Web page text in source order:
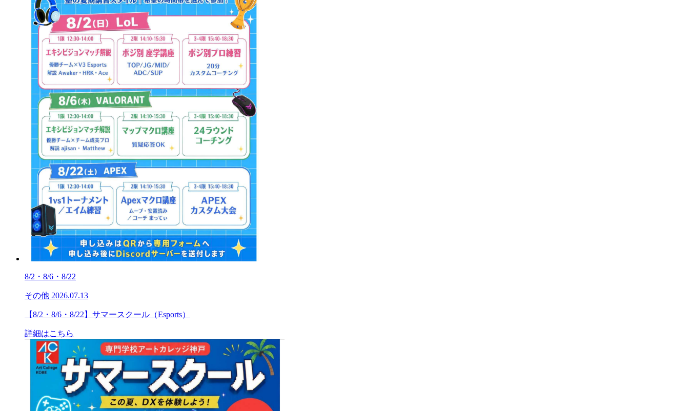
8/2・8/6・8/22
その他 2026.07.13
【8/2・8/6・8/22】サマースクール（Esports）
詳細はこちら